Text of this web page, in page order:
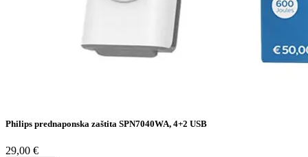
Philips prednaponska zaštita SPN7040WA, 4+2 USB
29,00 €